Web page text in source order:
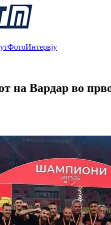
ФотоИнтервју
на Вардар во